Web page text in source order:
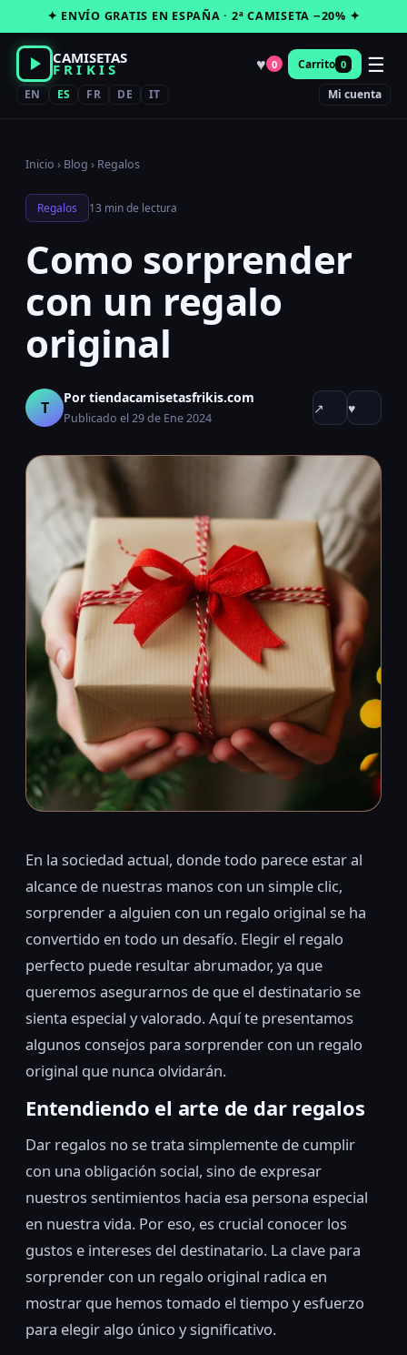
al
contenido
✦ ENVÍO GRATIS EN ESPAÑA · 2ª CAMISETA −20% ✦
CAMISETAS
FRIKIS ♥ 0 Carrito 0 ☰
EN ES FR DE IT Mi cuenta
Inicio › Blog › Regalos
Regalos 13 min de lectura
Como sorprender
con un regalo
original
T Por tiendacamisetasfrikis.com
Publicado el 29 de Ene 2024
↗ ♥
En la sociedad actual, donde todo parece estar al
alcance de nuestras manos con un simple clic,
sorprender a alguien con un regalo original se ha
convertido en todo un desafío. Elegir el regalo
perfecto puede resultar abrumador, ya que
queremos asegurarnos de que el destinatario se
sienta especial y valorado. Aquí te presentamos
algunos consejos para sorprender con un regalo
original que nunca olvidarán.
Entendiendo el arte de dar regalos
Dar regalos no se trata simplemente de cumplir
con una obligación social, sino de expresar
nuestros sentimientos hacia esa persona especial
en nuestra vida. Por eso, es crucial conocer los
gustos e intereses del destinatario. La clave para
sorprender con un regalo original radica en
mostrar que hemos tomado el tiempo y esfuerzo
para elegir algo único y significativo.